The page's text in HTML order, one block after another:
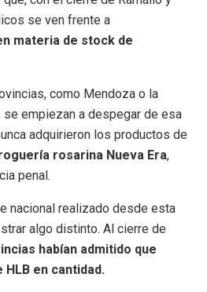
se ven frente a
materia de stock de
como Mendoza o la
se empiezan a despegar de esa
adquirieron los productos de
rosarina Nueva Era,
penal.
nacional realizado desde esta
algo distinto. Al cierre de
habían admitido que
en cantidad.